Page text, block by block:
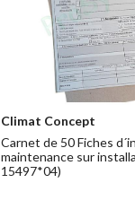
Climat Concept
Carnet de 50 Fiches
maintenance sur
15497*04)